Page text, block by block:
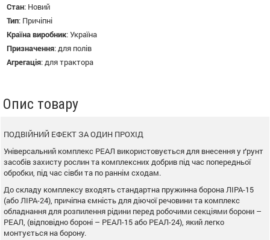
Стан: Новий
Тип: Причіпні
Країна виробник:Україна
Призначення: для полів
Агрегація: для трактора
Опис товару
ПОДВІЙНИЙ ЕФЕКТ ЗА ОДИН ПРОХІД
Універсальний комплекс РЕАЛ використовується для внесення у ґрунт
засобів захисту рослин та комплексних добрив під час попередньої
обробки, під час сівби та по раннім сходам.
До складу комплексу входять стандартна пружинна борона ЛІРА-15
(або ЛІРА-24), причіпна ємність для діючої речовини та комплекс
обладнання для розпилення рідини перед робочими секціями борони –
РЕАЛ, (відповідно бороні – РЕАЛ-15 або РЕАЛ-24), який легко
монтується на борону.